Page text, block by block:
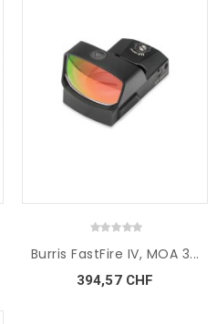
Burris FastFire IV, MOA 3...
394,57 CHF